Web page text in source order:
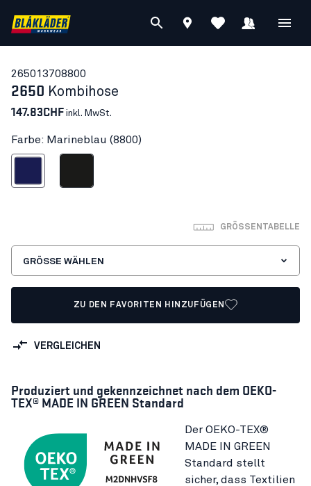
265013708800
2650 Kombihose
147.83CHF inkl. MwSt.
Farbe: Marineblau (8800)
GRÖSSENTABELLE
GRÖSSE WÄHLEN
ZU DEN FAVORITEN HINZUFÜGEN
VERGLEICHEN
Produziert und gekennzeichnet nach dem OEKO-
TEX® MADE IN GREEN Standard
Der OEKO-TEX®
MADE IN GREEN
Standard stellt
sicher, dass Textilien